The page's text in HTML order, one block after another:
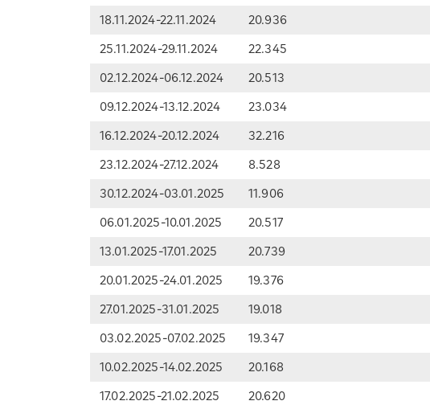
18.11.2024-22.11.2024
20.936
25.11.2024-29.11.2024
22.345
02.12.2024-06.12.2024
20.513
09.12.2024-13.12.2024
23.034
16.12.2024-20.12.2024
32.216
23.12.2024-27.12.2024
8.528
30.12.2024-03.01.2025
11.906
06.01.2025-10.01.2025
20.517
13.01.2025-17.01.2025
20.739
20.01.2025-24.01.2025
19.376
27.01.2025-31.01.2025
19.018
03.02.2025-07.02.2025
19.347
10.02.2025-14.02.2025
20.168
17.02.2025-21.02.2025
20.620